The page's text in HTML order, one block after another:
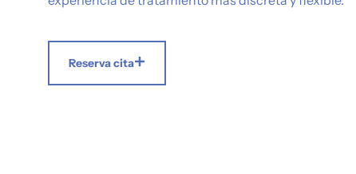
Reserva cita